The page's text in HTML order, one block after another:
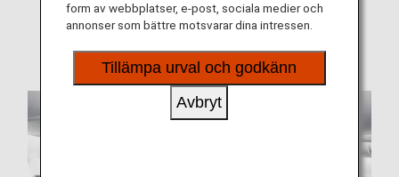
* Exempelbilder.
form av webbplatser, e-post, sociala medier och
annonser som bättre motsvarar dina intressen.
Tillämpa urval och godkänn
Avbryt